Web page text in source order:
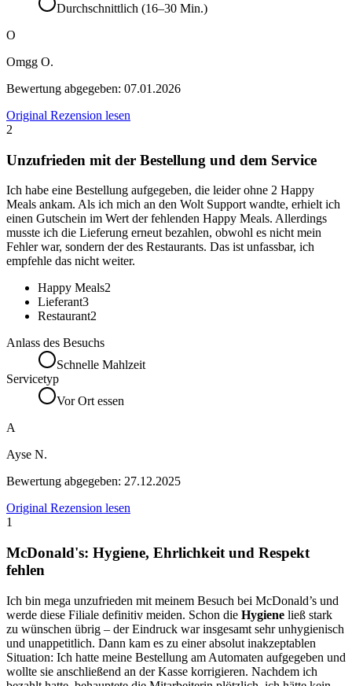
Durchschnittlich (16–30 Min.)
O
Omgg O.
Bewertung abgegeben: 07.01.2026
Original Rezension lesen
2
Unzufrieden mit der Bestellung und dem Service
Ich habe eine Bestellung aufgegeben, die leider ohne 2 Happy
Meals ankam. Als ich mich an den Wolt Support wandte, erhielt ich
einen Gutschein im Wert der fehlenden Happy Meals. Allerdings
musste ich die Lieferung erneut bezahlen, obwohl es nicht mein
Fehler war, sondern der des Restaurants. Das ist unfassbar, ich
empfehle das nicht weiter.
Happy Meals2
Lieferant3
Restaurant2
Anlass des Besuchs
Schnelle Mahlzeit
Servicetyp
Vor Ort essen
A
Ayse N.
Bewertung abgegeben: 27.12.2025
Original Rezension lesen
1
McDonald's: Hygiene, Ehrlichkeit und Respekt
fehlen
Ich bin mega unzufrieden mit meinem Besuch bei McDonald’s und
werde diese Filiale definitiv meiden. Schon die Hygiene ließ stark
zu wünschen übrig – der Eindruck war insgesamt sehr unhygienisch
und unappetitlich. Dann kam es zu einer absolut inakzeptablen
Situation: Ich hatte meine Bestellung am Automaten aufgegeben und
wollte sie anschließend an der Kasse korrigieren. Nachdem ich